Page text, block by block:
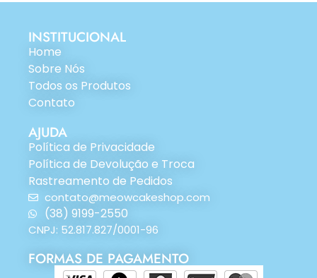
INSTITUCIONAL
Home
Sobre Nós
Todos os Produtos
Contato
AJUDA
Política de Privacidade
Política de Devolução e Troca
Rastreamento de Pedidos
contato@meowcakeshop.com
(38) 9199-2550
CNPJ: 52.817.827/0001-96
FORMAS DE PAGAMENTO